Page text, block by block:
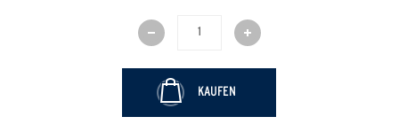
KAUFEN